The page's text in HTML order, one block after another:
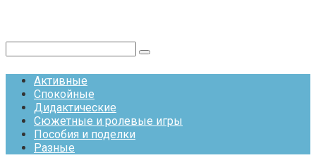
Активные
Спокойные
Дидактические
Сюжетные и ролевые игры
Пособия и поделки
Разные